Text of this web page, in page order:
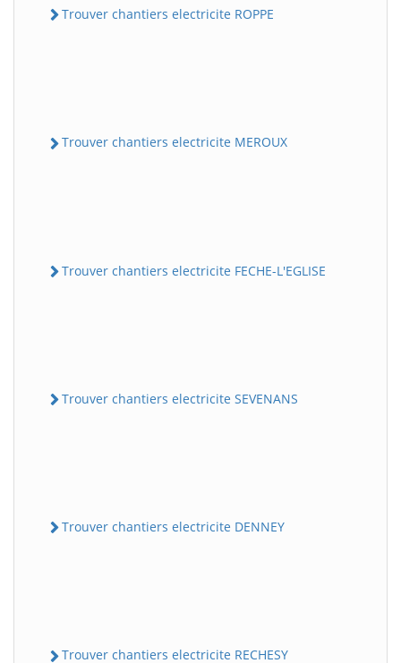
Trouver chantiers electricite ROPPE
Trouver chantiers electricite MEROUX
Trouver chantiers electricite FECHE-L'EGLISE
Trouver chantiers electricite SEVENANS
Trouver chantiers electricite DENNEY
Trouver chantiers electricite RECHESY